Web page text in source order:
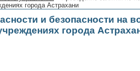
города Астрахани
и безопасности на
города